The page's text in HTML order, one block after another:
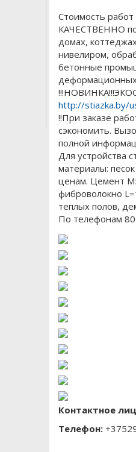
Стоимость
КАЧЕСТВЕННО по
домах,
нивелиром,
бетонные
http://stiazka.by/
!!При заказе
сэкономить.
полной
Для устройства
материалы:
ценам. Цемент
фиброволокно
теплых полов,
По телефонам
Контактное
Телефон: